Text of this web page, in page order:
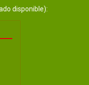
disponible):